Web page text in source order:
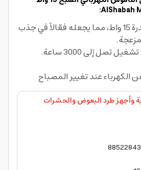
AlShabah
يتمتع المصباح بقدرة 15 واط، مما يجعله فعّالاً في جذب
تصل إلى 3000 ساعة.
عند تغيير المصباح
وأجهز طرد البعوض والحشرات